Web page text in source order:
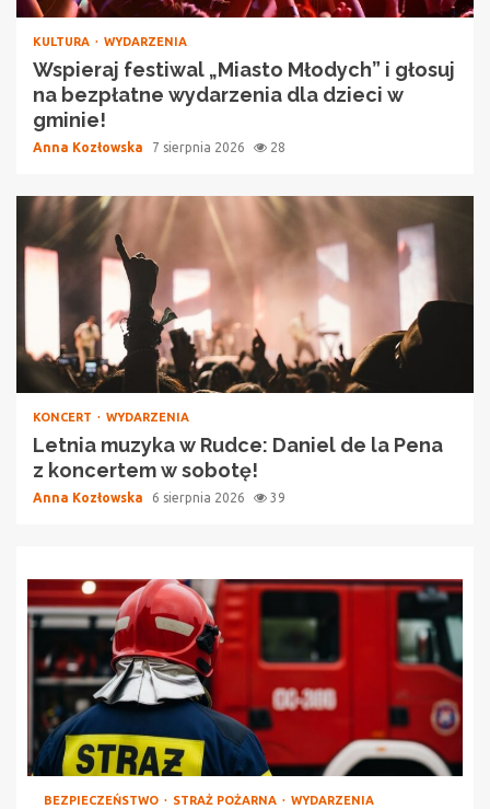
KULTURA WYDARZENIA
Wspieraj festiwal „Miasto Młodych” i głosuj
na bezpłatne wydarzenia dla dzieci w
gminie!
Anna Kozłowska 7 sierpnia 2026 28
KONCERT WYDARZENIA
Letnia muzyka w Rudce: Daniel de la Pena
z koncertem w sobotę!
Anna Kozłowska 6 sierpnia 2026 39
BEZPIECZEŃSTWO STRAŻ POŻARNA WYDARZENIA